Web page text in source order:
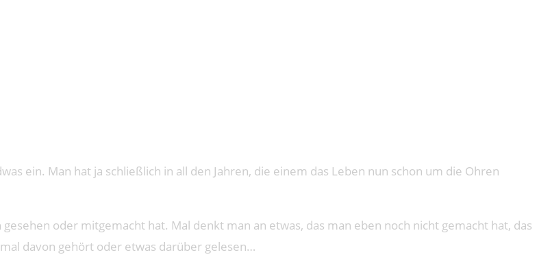
ein. Man hat ja schließlich in all den Jahren, die einem das Leben nun schon um die Ohren
oder mitgemacht hat. Mal denkt man an etwas, das man eben noch nicht gemacht hat, das
davon gehört oder etwas darüber gelesen…